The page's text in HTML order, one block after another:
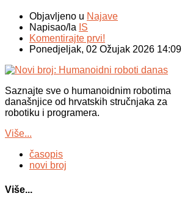
Objavljeno u Najave
Napisao/la IS
Komentirajte prvi!
Ponedjeljak, 02 Ožujak 2026 14:09
Saznajte sve o humanoidnim robotima
današnjice od hrvatskih stručnjaka za
robotiku i programera.
Više...
časopis
novi broj
Više...